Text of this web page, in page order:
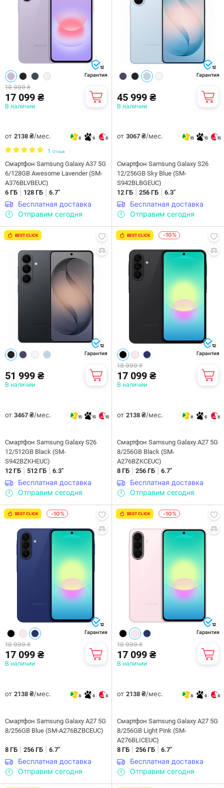
12
Гарантия
18 999 ₴
17 099 ₴
В наличии
от 2138 ₴/мес. 8 6 8
1 Отзыв
Смартфон Samsung Galaxy A37 5G
6/128GB Awesome Lavender (SM-
A376BLVBEUC)
6 ГБ
128 ГБ 6.7"
Бесплатная доставка
Отправим сегодня
12
Гарантия
45 999 ₴
В наличии
от 3067 ₴/мес. 15 15 15
Смартфон Samsung Galaxy S26
12/256GB Sky Blue (SM-
S942BLBGEUC)
12 ГБ
256 ГБ 6.3"
Бесплатная доставка
Отправим сегодня
BEST CLICK
12
Гарантия
51 999 ₴
В наличии
от 3467 ₴/мес. 15 15 15
Смартфон Samsung Galaxy S26
12/512GB Black (SM-
S942BZKHEUC)
12 ГБ
512 ГБ 6.3"
Бесплатная доставка
Отправим сегодня
BEST CLICK -10%
12
Гарантия
18 999 ₴
17 099 ₴
В наличии
от 2138 ₴/мес. 8 6 8
Смартфон Samsung Galaxy A27 5G
8/256GB Black (SM-
A276BZKCEUC)
8 ГБ
256 ГБ 6.7"
Бесплатная доставка
Отправим сегодня
BEST CLICK -10%
12
Гарантия
18 999 ₴
17 099 ₴
В наличии
от 2138 ₴/мес. 8 6 8
Смартфон Samsung Galaxy A27 5G
8/256GB Blue (SM-A276BZBCEUC)
8 ГБ 256 ГБ 6.7"
Бесплатная доставка
Отправим сегодня
BEST CLICK -10%
12
Гарантия
18 999 ₴
17 099 ₴
В наличии
от 2138 ₴/мес. 8 6 8
Смартфон Samsung Galaxy A27 5G
8/256GB Light Pink (SM-
A276BLICEUC)
8 ГБ
256 ГБ 6.7"
Бесплатная доставка
Отправим сегодня